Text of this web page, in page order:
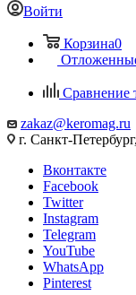
Войти
Корзина0
Сравнение
zakaz@keromag.ru
г. Санкт-
Вконтакте
Facebook
Twitter
Instagram
Telegram
YouTube
WhatsApp
Pinterest